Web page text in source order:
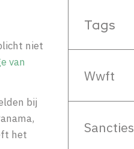
niet
van
bij
het
Tags
Wwft
Sancties